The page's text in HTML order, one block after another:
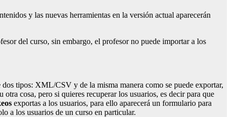
y las nuevas herramientas en la versión actual aparecerán
del curso, sin embargo, el profesor no puede importar a los
tipos: XML/CSV y de la misma manera como se puede exportar,
cosa, pero si quieres recuperar los usuarios, es decir para que
exportas a los usuarios, para ello aparecerá un formulario para
a los usuarios de un curso en particular.